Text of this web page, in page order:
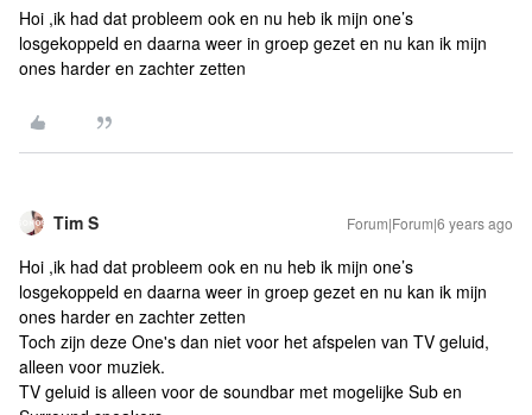
Hoi ,ik had dat probleem ook en nu heb ik mijn one’s
losgekoppeld en daarna weer in groep gezet en nu kan ik mijn
ones harder en zachter zetten
Tim S Forum|Forum|6 years ago
Hoi ,ik had dat probleem ook en nu heb ik mijn one’s
losgekoppeld en daarna weer in groep gezet en nu kan ik mijn
ones harder en zachter zetten
Toch zijn deze One's dan niet voor het afspelen van TV geluid,
alleen voor muziek.
TV geluid is alleen voor de soundbar met mogelijke Sub en